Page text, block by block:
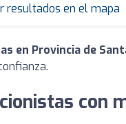
resultados en el mapa
en Provincia de
con